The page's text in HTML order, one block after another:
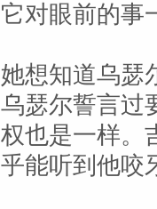
它对眼前的事
她想知道乌瑟
乌瑟尔誓言过
权也是一样。
乎能听到他咬